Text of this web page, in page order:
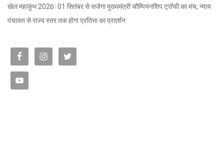
खेल महाकुंभ 2026ः 01 सितंबर से सजेगा मुख्यमंत्री चौम्पियनशिप ट्रॉफी का मंच, न्याय
पंचायत से राज्य स्तर तक होगा प्रतिभा का प्रदर्शन